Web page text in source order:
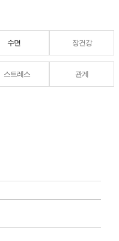
수면 장건강
스트레스 관계